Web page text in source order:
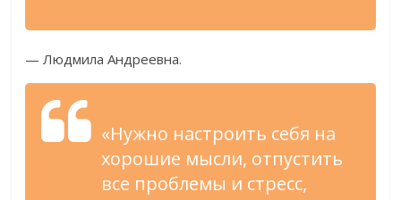
— Людмила Андреевна.
«Нужно настроить себя на
хорошие мысли, отпустить
все проблемы и стресс,